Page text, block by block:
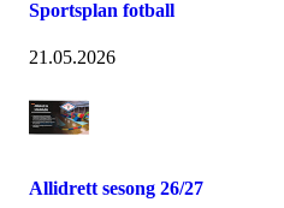
Sportsplan fotball
21.05.2026
Allidrett sesong 26/27